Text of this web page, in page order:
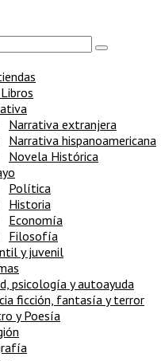
Narrativa extranjera
Narrativa hispanoamericana
Novela Histórica
Política
Historia
Economía
Filosofía
y juvenil
psicología y autoayuda
ficción, fantasía y terror
y Poesía